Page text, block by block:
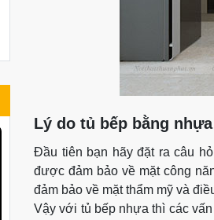
Lý do tủ bếp bằng
Đầu tiên bạn hãy đặt ra câu
được đảm bảo về mặt công
đảm bảo về mặt thẩm mỹ và
Vậy với tủ bếp nhựa thì các